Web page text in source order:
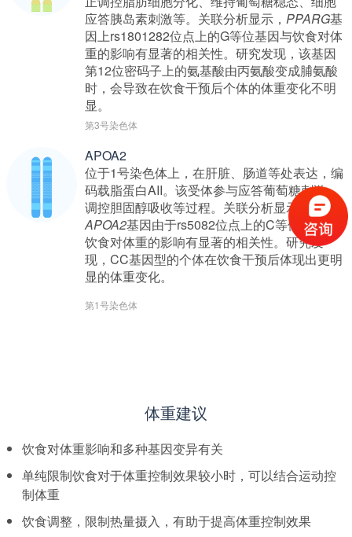
应答胰岛素刺激等。关联分析显示， PPARG基
因上rs1801282位点上的G等位基因与饮食对体
重的影响有显著的相关性。研究发现，该基因
第12位密码子上的氨基酸由丙氨酸变成脯氨酸
时，会导致在饮食干预后个体的体重变化不明
显。
第3号染色体
APOA2
位于1号染色体上，在肝脏、肠道等处表达，编
码载脂蛋白AII。该受体参与应答葡萄糖刺激、
调控胆固醇吸收等过程。关联分析显示，
APOA2基因由于rs5082位点上的C等位基因与
饮食对体重的影响有显著的相关性。研究发
现，CC基因型的个体在饮食干预后体现出更明
显的体重变化。
第1号染色体
体重建议
饮食对体重影响和多种基因变异有关
单纯限制饮食对于体重控制效果较小时，可以结合运动控
制体重
饮食调整， 限制热量摄入 ，有助于提高体重控制效果